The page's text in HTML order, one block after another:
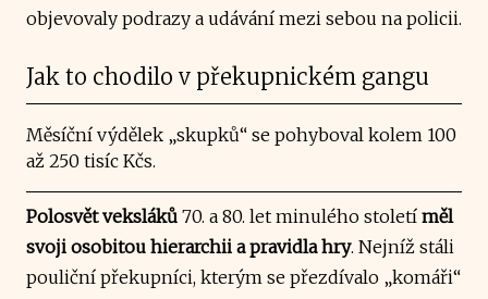
objevovaly podrazy a udávání mezi sebou na policii.
Jak to chodilo v překupnickém gangu
Měsíční výdělek „skupků“ se pohyboval kolem 100
až 250 tisíc Kčs.
Polosvět veksláků 70. a 80. let minulého století měl
svoji osobitou hierarchii a pravidla hry. Nejníž stáli
pouliční překupníci, kterým se přezdívalo „komáři“